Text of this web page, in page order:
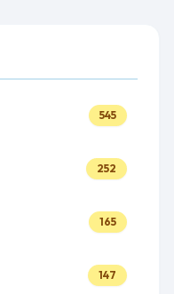
545
252
165
147